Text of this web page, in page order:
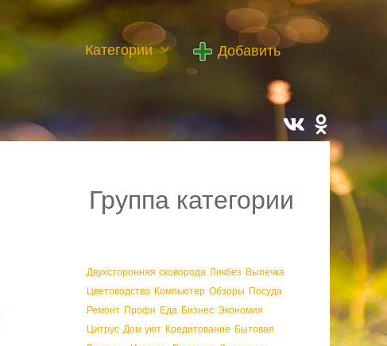
Категории Добавить
Группа категории
Двухсторонняя сковорода Ликбез Выпечка
Цветоводство Компьютер Обзоры Посуда
Ремонт Профи Еда Бизнес Экономия
Цитрус Дом уют Кредитование Бытовая